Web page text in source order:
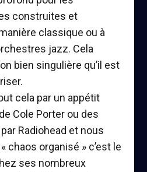
construites et
classique ou à
jazz. Cela
bien singulière qu’il est
cela par un appétit
Cole Porter ou des
Radiohead et nous
chaos organisé » c’est le
ses nombreux